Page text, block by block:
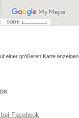
einer größeren Karte anzeigen
Facebook